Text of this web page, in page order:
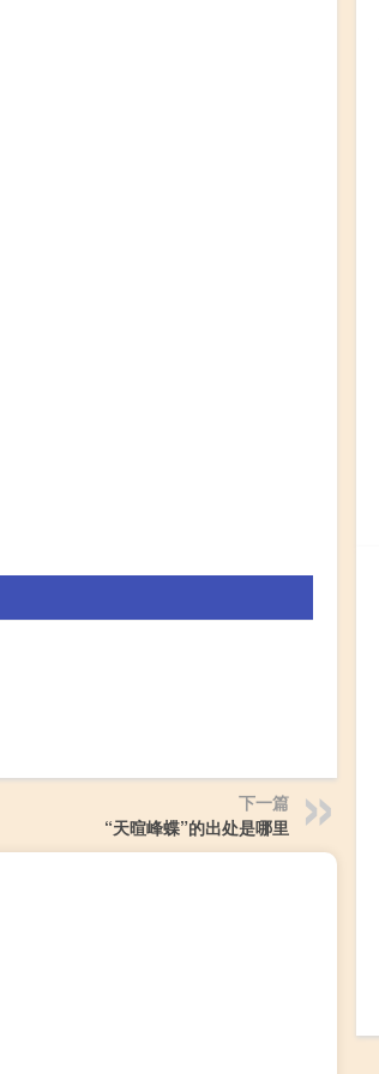
下一篇
“天暄峰蝶”的出处是哪里